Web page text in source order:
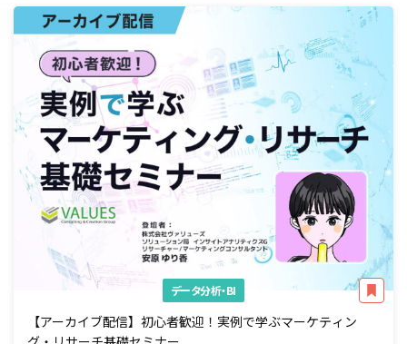
データ分析・BI
【アーカイブ配信】初心者歓迎！実例で学ぶマーケティン